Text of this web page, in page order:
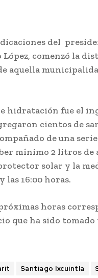
del
comenzó la
aquella
hidratación fue el
cientos de
de una
mínimo 2 litros de
solar y la
las 16:00 horas.
horas
que ha sido tomado
Santiago Ixcuintla